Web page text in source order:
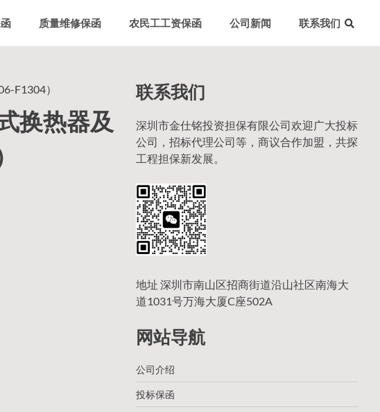
质量维修保函 农民工工资保函 公司新闻 联系我们
F1304）
换热器及
联系我们
深圳市金仕铭投资担保有限公司欢迎广大投标
公司，招标代理公司等，商议合作加盟，共探
工程担保新发展。
地址 深圳市南山区招商街道沿山社区南海大
道1031号万海大厦C座502A
网站导航
公司介绍
投标保函